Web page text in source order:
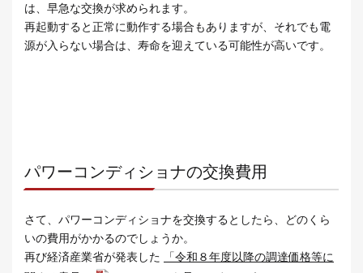
は、早急な交換が求められます。
再起動すると正常に動作する場合もありますが、それでも電
源が入らない場合は、寿命を迎えている可能性が高いです。
パワーコンディショナの交換費用
さて、パワーコンディショナを交換するとしたら、どのくら
いの費用がかかるのでしょうか。
再び経済産業省が発表した
「令和８年度以降の調達価格等に